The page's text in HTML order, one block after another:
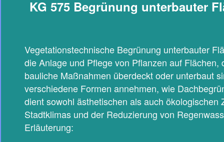
KG 575 Begrünung unterbauter
Vegetationstechnische Begrünung unterbauter
die Anlage und Pflege von Pflanzen auf
bauliche Maßnahmen überdeckt oder unterbaut
verschiedene Formen annehmen, wie
dient sowohl ästhetischen als auch
Stadtklimas und der Reduzierung von
Erläuterung: